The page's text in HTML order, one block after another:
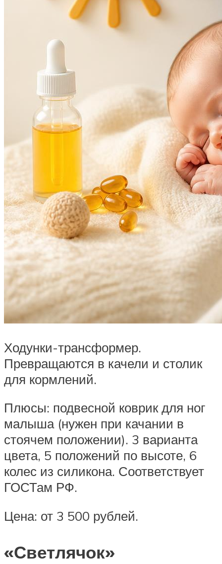
Ходунки-трансформер.
Превращаются в качели и столик
для кормлений.
Плюсы: подвесной коврик для ног
малыша (нужен при качании в
стоячем положении). 3 варианта
цвета, 5 положений по высоте, 6
колес из силикона. Соответствует
ГОСТам РФ.
Цена: от 3 500 рублей.
«Светлячок»